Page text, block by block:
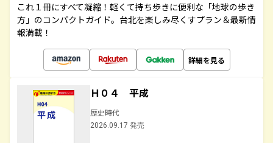
これ１冊にすべて凝縮！軽くて持ち歩きに便利な「地球の歩き
方」のコンパクトガイド。台北を楽しみ尽くすプラン＆最新情
報満載！
詳細を見る
Ｈ０４ 平成
歴史時代
2026.09.17 発売